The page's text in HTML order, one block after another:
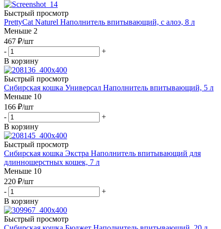
Быстрый просмотр
PrettyCat Naturel Наполнитель впитывающий, с алоэ, 8 л
Меньше 2
467 ₽/шт
-
+
В корзину
Быстрый просмотр
Сибирская кошка Универсал Наполнитель впитывающий, 5 л
Меньше 10
166 ₽/шт
-
+
В корзину
Быстрый просмотр
Сибирская кошка Экстра Наполнитель впитывающий для
длинношерстных кошек, 7 л
Меньше 10
220 ₽/шт
-
+
В корзину
Быстрый просмотр